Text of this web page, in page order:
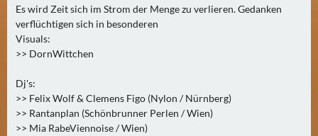
O
R
G
E
N
(
0
)
Es wird Zeit sich im Strom der Menge zu verlieren. Gedanken
verflüchtigen sich in besonderen
Visuals:
>> DornWittchen
Dj's:
>> Felix Wolf & Clemens Figo (Nylon / Nürnberg)
>> Rantanplan (Schönbrunner Perlen / Wien)
>> Mia RabeViennoise / Wien)